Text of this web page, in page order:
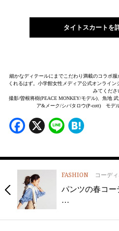
タイトスカートを
細かなディテールにまでこだわり満載のコラボ
くれるはず。小学館女性メディア公式オンライン
みてくださ
撮影/曽根将樹(PEACE MONKEY/モデル)、魚
ア&メーク/シバタロウ(P-cott) モデ
Facebook
X Line
FASHION コーデ
パンツの春コー
…